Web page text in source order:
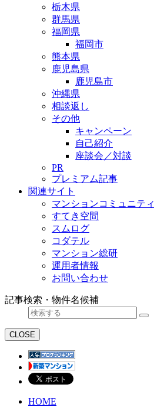
栃木県
群馬県
福岡県
福岡市
熊本県
鹿児島県
鹿児島市
沖縄県
相談返し
その他
キャンペーン
自己紹介
座談会／対談
PR
プレミアム記事
関連サイト
マンションコミュニティ
すてき空間
スムログ
コダテル
マンション総研
運用者情報
お問い合わせ
記事検索・物件名候補
CLOSE
HOME